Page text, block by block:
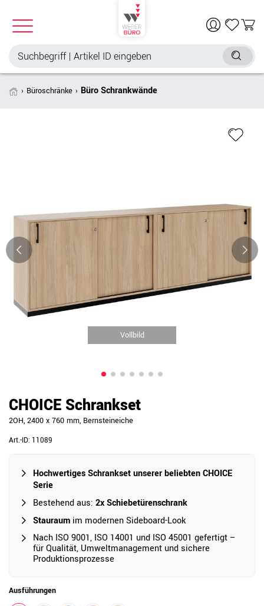
Büroschränke Büro Schrankwände
Vollbild
CHOICE Schrankset
2OH, 2400 x 760 mm, Bernsteineiche
Art.-ID: 11089
Hochwertiges Schrankset unserer beliebten CHOICE
Serie
Bestehend aus: 2x Schiebetürenschrank
Stauraum im modernen Sideboard-Look
Nach ISO 9001, ISO 14001 und ISO 45001 gefertigt –
für Qualität, Umweltmanagement und sichere
Produktionsprozesse
Ausführungen